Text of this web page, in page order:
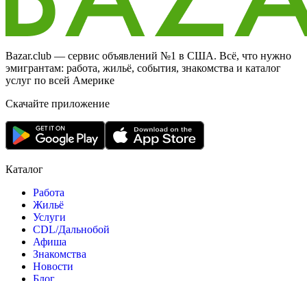
Bazar.club — сервис объявлений №1 в США. Всё, что нужно
эмигрантам: работа, жильё, события, знакомства и каталог
услуг по всей Америке
Скачайте приложение
Каталог
Работа
Жильё
Услуги
CDL/Дальнобой
Афиша
Знакомства
Новости